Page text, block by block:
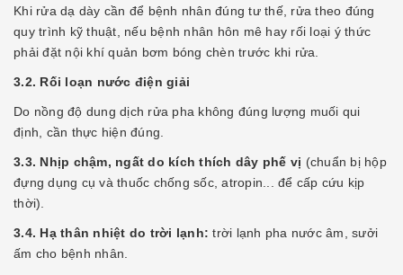
Khi rửa dạ dày cần để bệnh nhân đúng tư thế, rửa theo đúng
quy trình kỹ thuật, nếu bệnh nhân hôn mê hay rối loại ý thức
phải đặt nội khí quản bơm bóng chèn trước khi rửa.
3.2. Rối loạn nước điện giải
Do nồng độ dung dịch rửa pha không đúng lượng muối qui
định, cần thực hiện đúng.
3.3. Nhịp chậm, ngất do kích thích dây phế vị (chuẩn bị hộp
đựng dụng cụ và thuốc chống sốc, atropin... để cấp cứu kịp
thời).
3.4. Hạ thân nhiệt do trời lạnh: trời lạnh pha nước âm, sưởi
ấm cho bệnh nhân.